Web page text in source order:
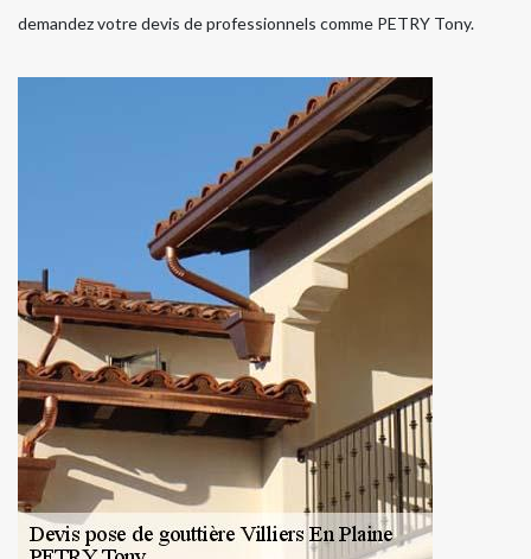
demandez votre devis de professionnels comme PETRY Tony.